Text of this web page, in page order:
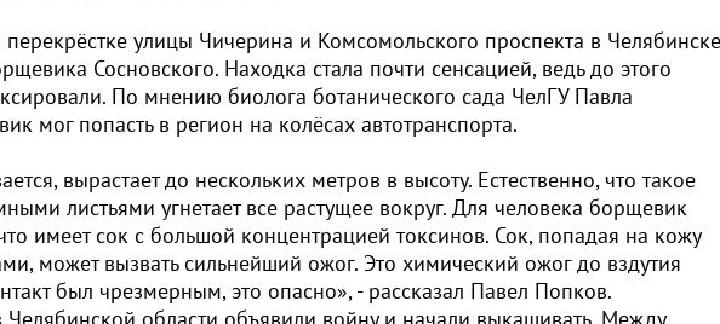
улицы Чичерина и Комсомольского проспекта в Челябинске
Сосновского. Находка стала почти сенсацией, ведь до этого
По мнению биолога ботанического сада ЧелГУ Павла
мог попасть в регион на колёсах автотранспорта.
вырастает до нескольких метров в высоту. Естественно, что такое
листьями угнетает все растущее вокруг. Для человека борщевик
имеет сок с большой концентрацией токсинов. Сок, попадая на кожу
может вызвать сильнейший ожог. Это химический ожог до вздутия
был чрезмерным, это опасно», - рассказал Павел Попков.
Челябинской области объявили войну и начали выкашивать. Между